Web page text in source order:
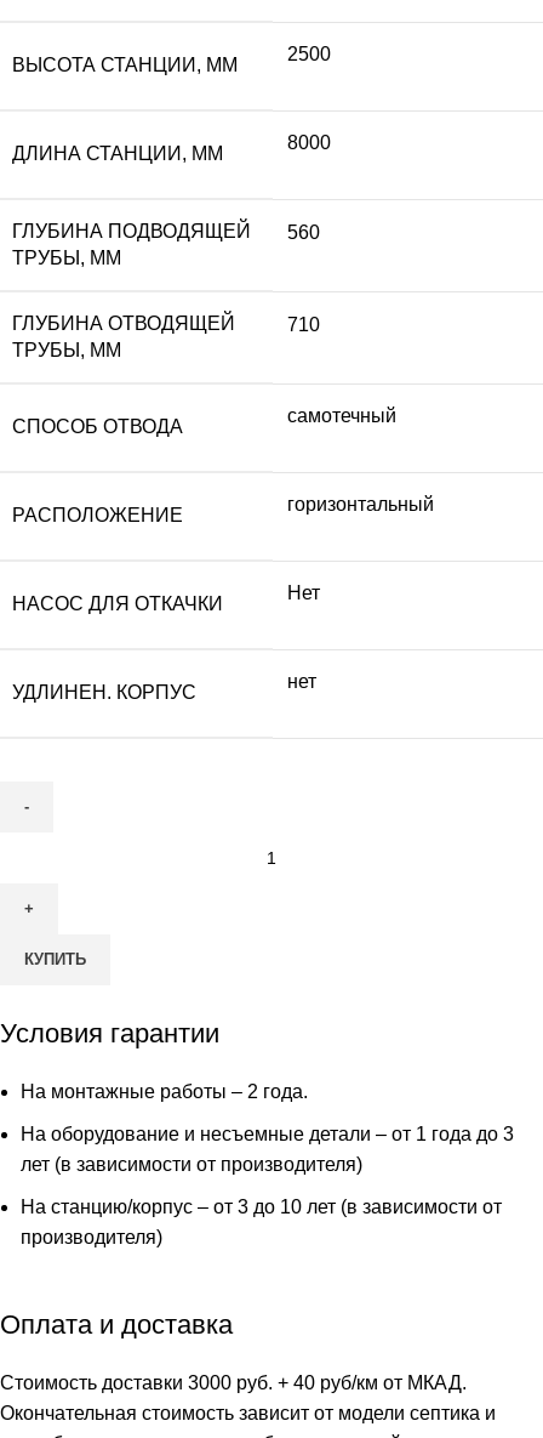
ВЫСОТА СТАНЦИИ, ММ
2500
ДЛИНА СТАНЦИИ, ММ
8000
ГЛУБИНА ПОДВОДЯЩЕЙ
ТРУБЫ, ММ
560
ГЛУБИНА ОТВОДЯЩЕЙ
ТРУБЫ, ММ
710
СПОСОБ ОТВОДА
самотечный
РАСПОЛОЖЕНИЕ
горизонтальный
НАСОС ДЛЯ ОТКАЧКИ
Нет
УДЛИНЕН. КОРПУС
нет
Септик
ПромКУПИТЬ
Условия гарантии
На монтажные работы – 2 года.
На оборудование и несъемные детали – от 1 года до 3
лет (в зависимости от производителя)
На станцию/корпус – от 3 до 10 лет (в зависимости от
производителя)
Оплата и доставка
Стоимость доставки 3000 руб. + 40 руб/км от МКАД.
Окончательная стоимость зависит от модели септика и